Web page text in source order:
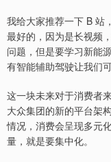
我给大家推荐一下 B 站
最好的，因为是长视频
问题，但是要学习新能
有智能辅助驾驶让我们
这一块未来对于消费者
大众集团的新的平台架
情况，消费会呈现多元
量，就是要集中化。